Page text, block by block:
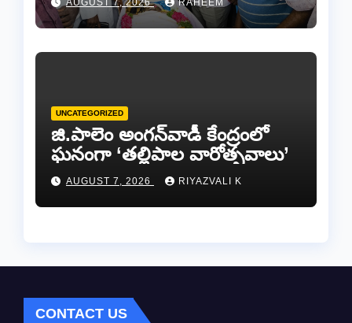
వీడ్కోలు…
AUGUST 7, 2026 RAHEEM
UNCATEGORIZED
జి.పాలెం అంగన్‌వాడీ కేంద్రంలో
ఘనంగా ‘తల్లిపాల వారోత్సవాలు’
AUGUST 7, 2026 RIYAZVALI K
CONTACT US